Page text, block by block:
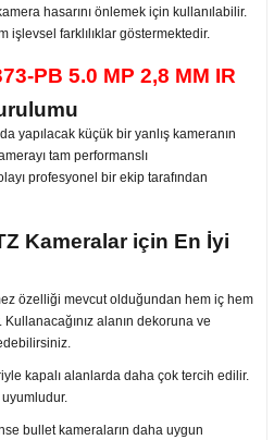
hasarını önlemek için kullanılabilir.
işlevsel farklılıklar göstermektedir.
PB 5.0 MP 2,8 MM IR
yapılacak küçük bir yanlış kameranın
tam performanslı
profesyonel bir ekip tarafından
Kameralar için En İyi
özelliği mevcut olduğundan hem iç hem
alanın dekoruna ve
kapalı alanlarda daha çok tercih edilir.
bullet kameraların daha uygun